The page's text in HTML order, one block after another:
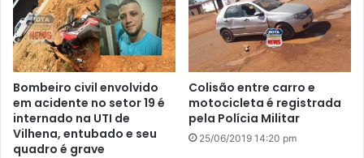
Bombeiro civil envolvido
em acidente no setor 19 é
internado na UTI de
Vilhena, entubado e seu
quadro é grave
Colisão entre carro e
motocicleta é registrada
pela Polícia Militar
25/06/2019 14:20 pm